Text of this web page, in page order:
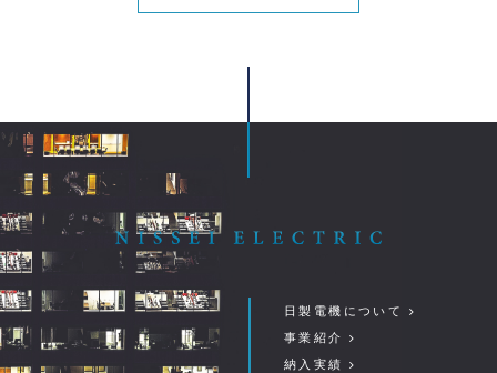
日製電機について
事業紹介
納入実績